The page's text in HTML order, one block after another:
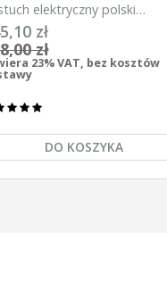
elektryczny polski
uniwersalny Agronet
12V/230
zł
zł
23% VAT, bez kosztów
DO KOSZYKA